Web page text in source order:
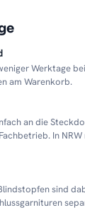
Werktage
am Warenkorb.
an die
In
sind